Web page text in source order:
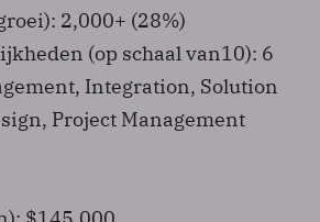
2,000+ (28%)
(op schaal van10): 6
Integration, Solution
Project Management